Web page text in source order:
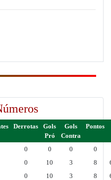
Derrotas
Gols
Pró
Gols
Contra
Pontos
0 0 0
0
0 10 3 8
0 10 3 8